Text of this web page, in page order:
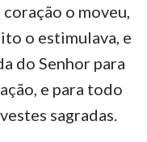
o moveu,
o estimulava, e
do Senhor para
e para todo
sagradas.